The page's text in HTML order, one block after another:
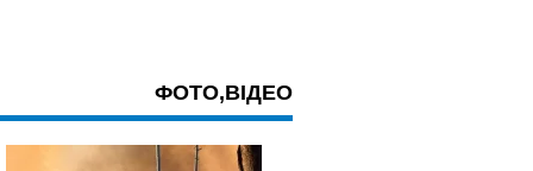
ФОТО,ВІДЕО